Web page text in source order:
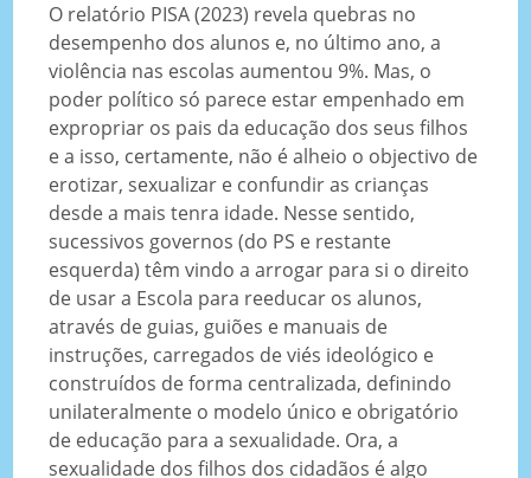
O relatório PISA (2023) revela quebras no
desempenho dos alunos e, no último ano, a
violência nas escolas aumentou 9%. Mas, o
poder político só parece estar empenhado em
expropriar os pais da educação dos seus filhos
e a isso, certamente, não é alheio o objectivo de
erotizar, sexualizar e confundir as crianças
desde a mais tenra idade. Nesse sentido,
sucessivos governos (do PS e restante
esquerda) têm vindo a arrogar para si o direito
de usar a Escola para reeducar os alunos,
através de guias, guiões e manuais de
instruções, carregados de viés ideológico e
construídos de forma centralizada, definindo
unilateralmente o modelo único e obrigatório
de educação para a sexualidade. Ora, a
sexualidade dos filhos dos cidadãos é algo